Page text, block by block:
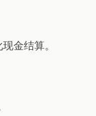
金结算。